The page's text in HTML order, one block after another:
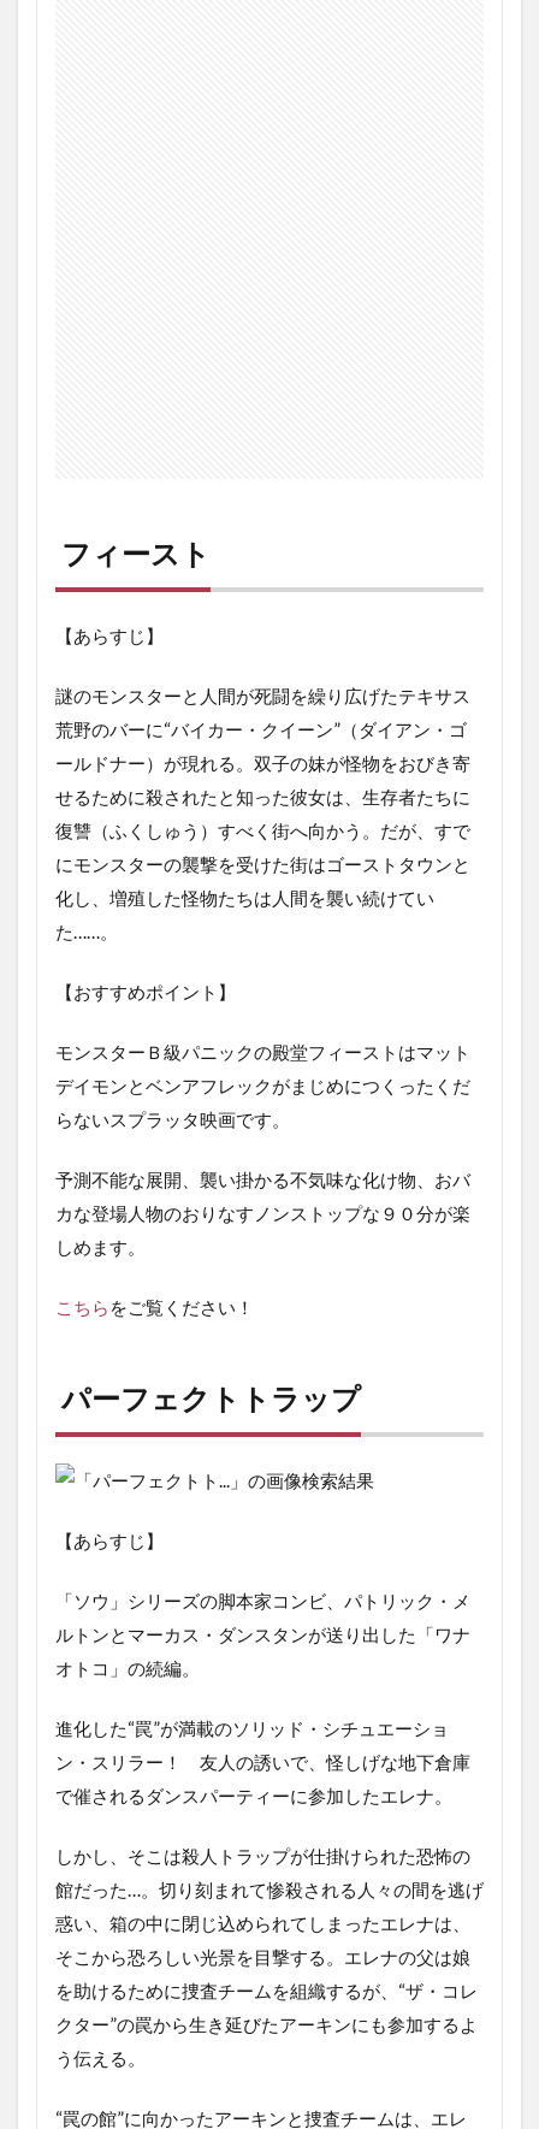
フィースト
【あらすじ】
謎のモンスターと人間が死闘を繰り広げたテキサス
荒野のバーに“バイカー・クイーン”（ダイアン・ゴ
ールドナー）が現れる。双子の妹が怪物をおびき寄
せるために殺されたと知った彼女は、生存者たちに
復讐（ふくしゅう）すべく街へ向かう。だが、すで
にモンスターの襲撃を受けた街はゴーストタウンと
化し、増殖した怪物たちは人間を襲い続けてい
た……。
【おすすめポイント】
モンスターＢ級パニックの殿堂フィーストはマット
デイモンとベンアフレックがまじめにつくったくだ
らないスプラッタ映画です。
予測不能な展開、襲い掛かる不気味な化け物、おバ
カな登場人物のおりなすノンストップな９０分が楽
しめます。
こちら をご覧ください！
パーフェクトトラップ
【あらすじ】
「ソウ」シリーズの脚本家コンビ、パトリック・メ
ルトンとマーカス・ダンスタンが送り出した「ワナ
オトコ」の続編。
進化した“罠”が満載のソリッド・シチュエーショ
ン・スリラー！ 友人の誘いで、怪しげな地下倉庫
で催されるダンスパーティーに参加したエレナ。
しかし、そこは殺人トラップが仕掛けられた恐怖の
館だった…。切り刻まれて惨殺される人々の間を逃げ
惑い、箱の中に閉じ込められてしまったエレナは、
そこから恐ろしい光景を目撃する。エレナの父は娘
を助けるために捜査チームを組織するが、“ザ・コレ
クター”の罠から生き延びたアーキンにも参加するよ
う伝える。
“罠の館”に向かったアーキンと捜査チームは、エレ